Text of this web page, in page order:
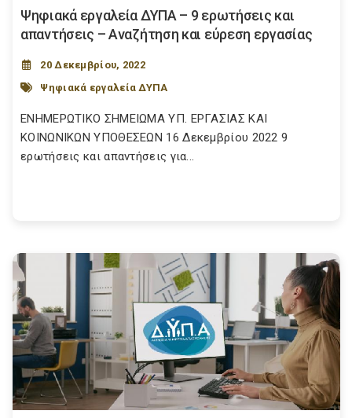
Ψηφιακά εργαλεία ΔΥΠΑ – 9 ερωτήσεις και
απαντήσεις – Αναζήτηση και εύρεση εργασίας
20 Δεκεμβρίου, 2022
Ψηφιακά εργαλεία ΔΥΠΑ
ΕΝΗΜΕΡΩΤΙΚΟ ΣΗΜΕΙΩΜΑ ΥΠ. ΕΡΓΑΣΙΑΣ ΚΑΙ
ΚΟΙΝΩΝΙΚΩΝ ΥΠΟΘΕΣΕΩΝ 16 Δεκεμβρίου 2022 9
ερωτήσεις και απαντήσεις για...